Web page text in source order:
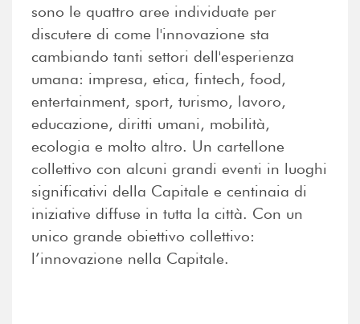
sono le quattro aree individuate per
discutere di come l'innovazione sta
cambiando tanti settori dell'esperienza
umana: impresa, etica, fintech, food,
entertainment, sport, turismo, lavoro,
educazione, diritti umani, mobilità,
ecologia e molto altro. Un cartellone
collettivo con alcuni grandi eventi in luoghi
significativi della Capitale e centinaia di
iniziative diffuse in tutta la città. Con un
unico grande obiettivo collettivo:
l’innovazione nella Capitale.